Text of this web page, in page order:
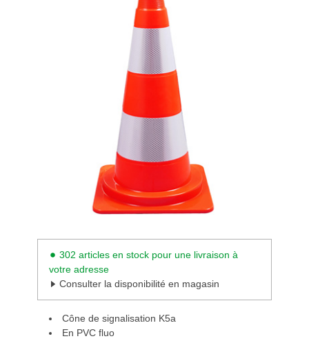
302 articles en stock pour une livraison à
votre adresse
Consulter la disponibilité en magasin
Cône de signalisation K5a
En PVC fluo